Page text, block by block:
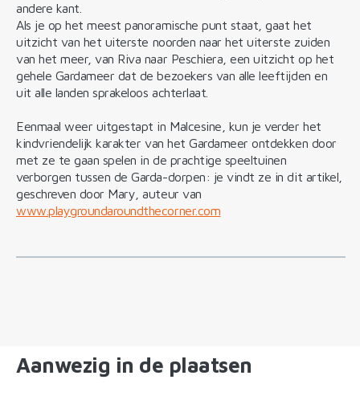
andere kant.
Als je op het meest panoramische punt staat, gaat het
uitzicht van het uiterste noorden naar het uiterste zuiden
van het meer, van Riva naar Peschiera, een uitzicht op het
gehele Gardameer dat de bezoekers van alle leeftijden en
uit alle landen sprakeloos achterlaat.
Eenmaal weer uitgestapt in Malcesine, kun je verder het
kindvriendelijk karakter van het Gardameer ontdekken door
met ze te gaan spelen in de prachtige speeltuinen
verborgen tussen de Garda-dorpen: je vindt ze in dit artikel,
geschreven door Mary, auteur van
www.playgroundaroundthecorner.com
Aanwezig in de plaatsen